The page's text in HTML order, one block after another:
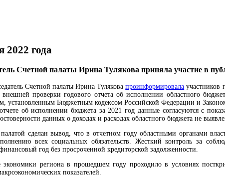
2022 года
Счетной палаты Ирина Тулякова приняла участие в
Счетной палаты Ирина Туляковапроинформировала участников
внешней проверки годового отчета об исполнении областного
установленным Бюджетным кодексом Российской Федерации и
об исполнении бюджета за 2021 год данные согласуются с
данных о доходах и расходах областного бюджета не
сделан вывод, что в отчетном году областными органами
всех социальных обязательств. Жесткий контроль за
год без просроченной кредиторской задолженности.
экономики региона в прошедшем году проходило в условиях
показателей.